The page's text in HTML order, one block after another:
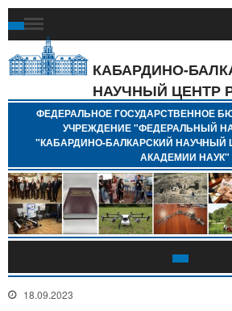
КАБАРДИНО-
НАУЧНЫЙ ЦЕНТР
ФЕДЕРАЛЬНОЕ ГОСУДАРСТВЕННОЕ
УЧРЕЖДЕНИЕ "ФЕДЕРАЛЬНЫЙ
"КАБАРДИНО-БАЛКАРСКИЙ НАУЧНЫЙ
АКАДЕМИИ НАУК"
18.09.2023